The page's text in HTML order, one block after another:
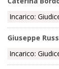
Incarico:
Giuseppe
Incarico: